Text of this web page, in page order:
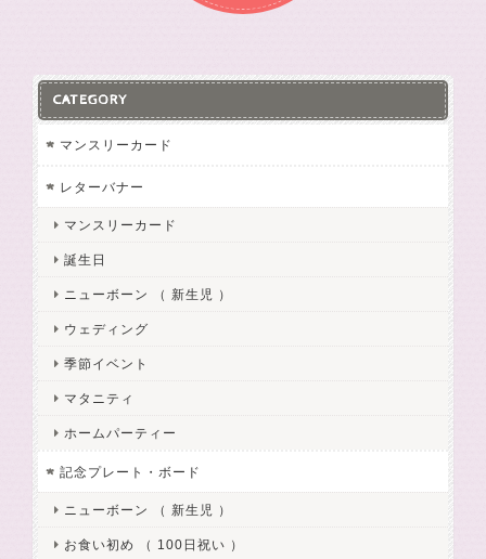
CATEGORY
マンスリーカード
レターバナー
マンスリーカード
誕生日
ニューボーン （ 新生児 ）
ウェディング
季節イベント
マタニティ
ホームパーティー
記念プレート・ボード
ニューボーン （ 新生児 ）
お食い初め （ 100日祝い ）